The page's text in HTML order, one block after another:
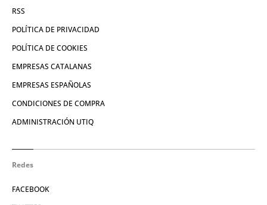
RSS
POLÍTICA DE PRIVACIDAD
POLÍTICA DE COOKIES
EMPRESAS CATALANAS
EMPRESAS ESPAÑOLAS
CONDICIONES DE COMPRA
ADMINISTRACIÓN UTIQ
Redes
FACEBOOK